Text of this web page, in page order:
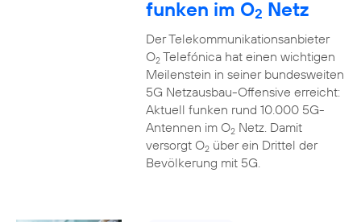
funken im O2 Netz
Der Telekommunikationsanbieter
O2Telefónica hat einen wichtigen
Meilenstein in seiner bundesweiten
5G Netzausbau-Offensive erreicht:
Aktuell funken rund 10.000 5G-
Antennen im O2Netz. Damit
versorgt O2über ein Drittel der
Bevölkerung mit 5G.